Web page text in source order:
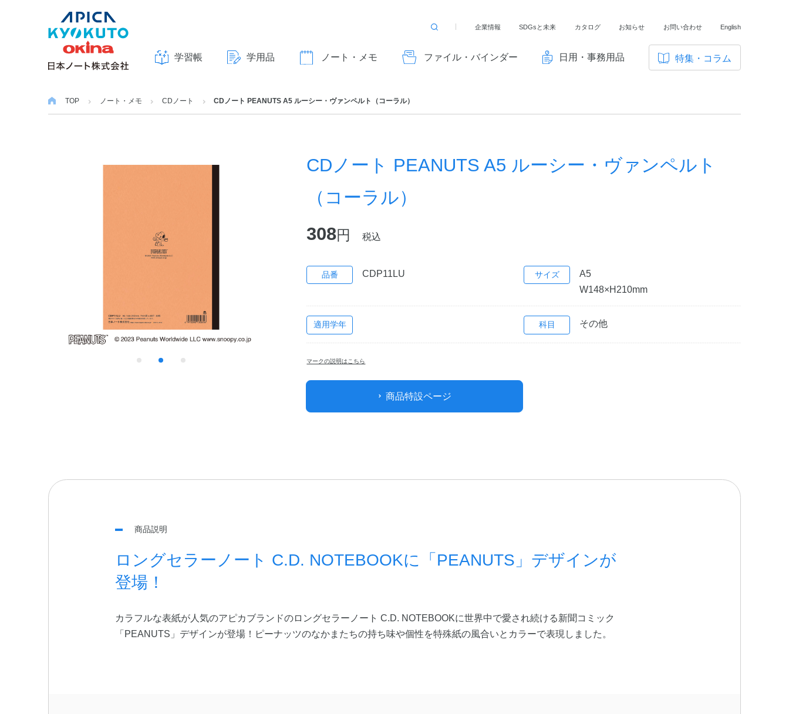
学習帳 学用品 ノート・メモ ファイル・バインダー 日用・事務用品 特集・コラム
アンケート
検
る
企業情報 SDGsと未来 カタログ お知らせ お問い合わせ English
TOP ノート・メモ CDノート CDノート PEANUTS A5 ルーシー・ヴァンペルト（コーラル）
CDノート PEANUTS A5 ルーシー・ヴァンペルト
（コーラル）
308円 税込
品番 CDP11LU サイズ
A5
W148×H210mm
適用学年 科目 その他
マークの説明はこちら
商品特設ページ
商品説明
ロングセラーノート C.D. NOTEBOOKに「PEANUTS」デザインが
登場！
カラフルな表紙が人気のアピカブランドのロングセラーノート C.D. NOTEBOOKに世界中で愛され続ける新聞コミック
「PEANUTS」デザインが登場！ピーナッツのなかまたちの持ち味や個性を特殊紙の風合いとカラーで表現しました。